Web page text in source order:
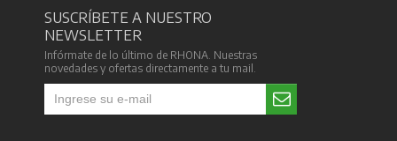
SUSCRÍBETE A NUESTRO
NEWSLETTER
Infórmate de lo último de RHONA. Nuestras
novedades y ofertas directamente a tu mail.